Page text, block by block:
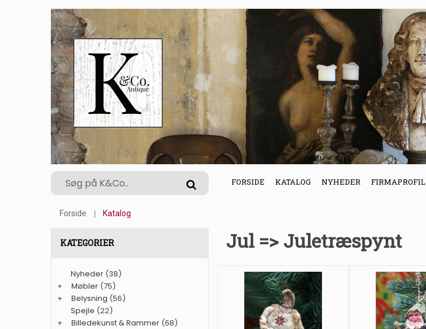
FORSIDE KATALOG NYHEDER FIRMAPROFIL
Forside Katalog
Jul => Juletræspynt
KATEGORIER
Nyheder (38)
+
Møbler (75)
+
Belysning (56)
Spejle (22)
+
Billedekunst & Rammer (68)